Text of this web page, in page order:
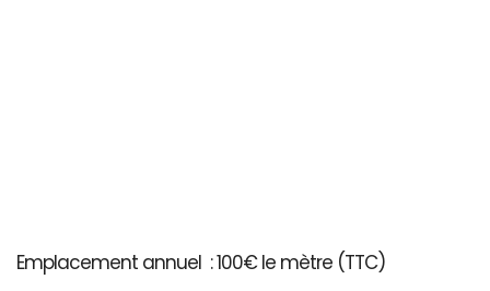
Emplacement annuel : 100€ le mètre (TTC)